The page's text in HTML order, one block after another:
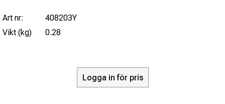
Art nr:
408203Y
Vikt (kg)
0.28
Logga in för pris